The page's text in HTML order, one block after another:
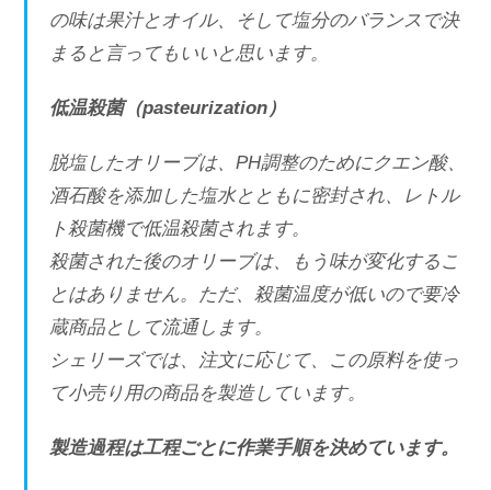
の味は果汁とオイル、そして塩分のバランスで決
まると言ってもいいと思います。
低温殺菌（pasteurization）
脱塩したオリーブは、PH調整のためにクエン酸、
酒石酸を添加した塩水とともに密封され、レトル
ト殺菌機で低温殺菌されます。
殺菌された後のオリーブは、もう味が変化するこ
とはありません。ただ、殺菌温度が低いので要冷
蔵商品として流通します。
シェリーズでは、注文に応じて、この原料を使っ
て小売り用の商品を製造しています。
製造過程は工程ごとに作業手順を決めています。